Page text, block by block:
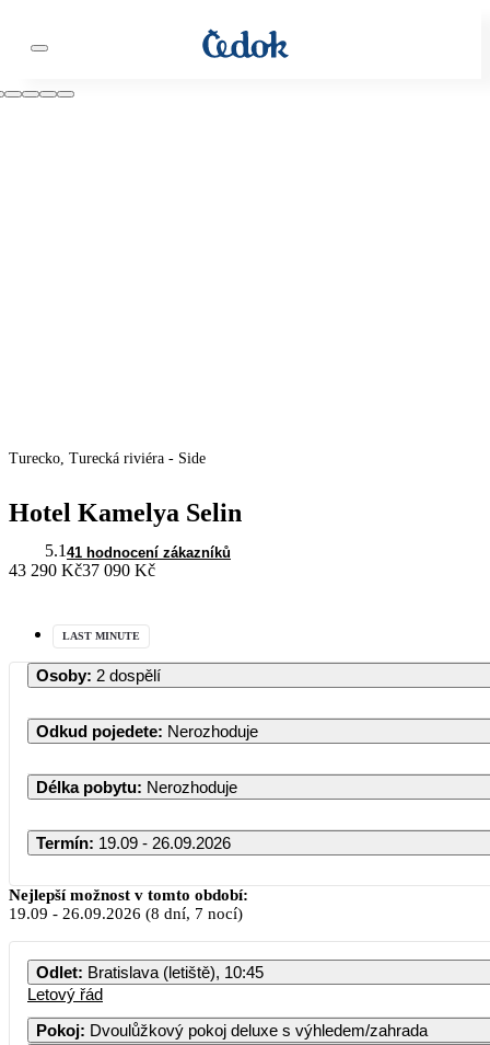
Turecko, Turecká riviéra - Side
Hotel Kamelya Selin
5.1 41 hodnocení zákazníků
43 290 Kč37 090 Kč
LAST MINUTE
Osoby: 2 dospělí
Odkud pojedete: Nerozhoduje
Délka pobytu: Nerozhoduje
Termín: 19.09 - 26.09.2026
Nejlepší možnost v tomto období:
19.09 - 26.09.2026 (8 dní, 7 nocí)
Odlet: Bratislava (letiště), 10:45
Letový řád
Pokoj: Dvoulůžkový pokoj deluxe s výhledem/zahrada